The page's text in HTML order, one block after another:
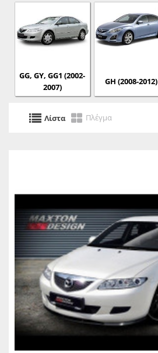
GG, GY, GG1 (2002-
2007)
GH (2008-2012)
Λίστα Πλέγμα